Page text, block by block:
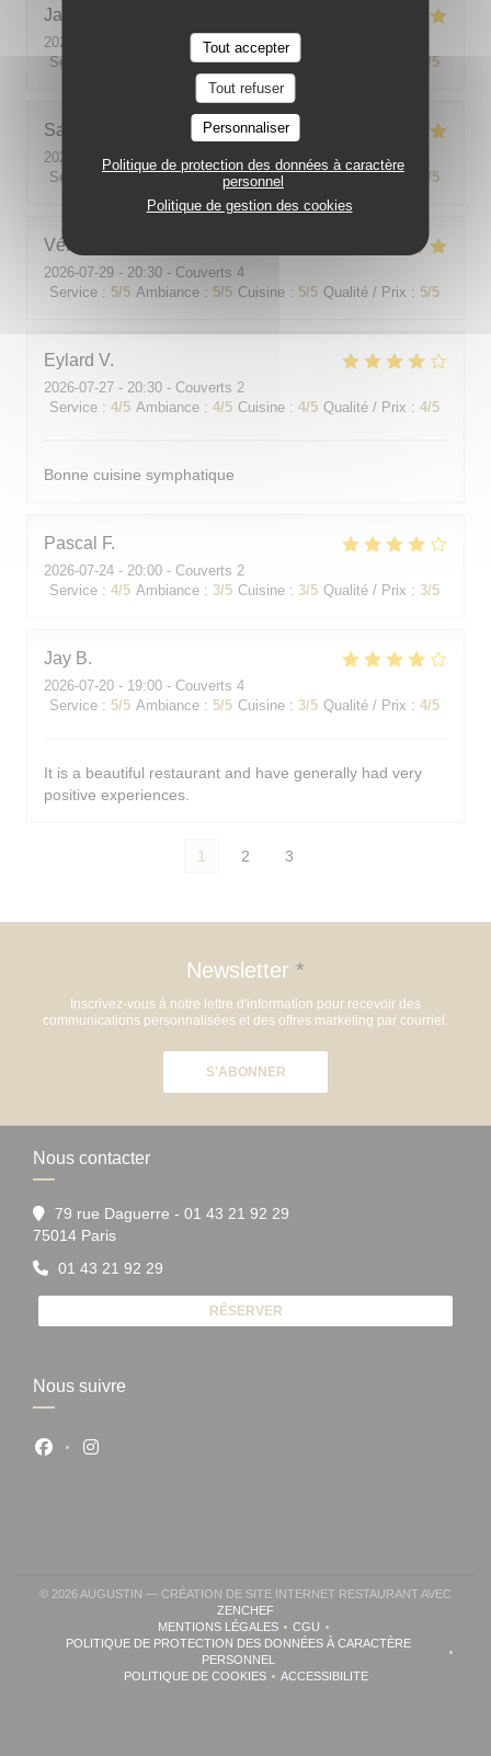
Tout accepter
Tout refuser
Personnaliser
Politique de protection des données à caractère
personnel
Politique de gestion des cookies
Jackie
2026-07-31
- 19:00 - Couverts 2
Service
Ambiance: 5/5 Cuisine: 5 /5
Sabine
2026-08-01 - 12:00 - Couverts 5
Service
: 5/5 Ambiance: 5/5 Cuisine: 5/5 Qualité / Prix /5
Véronique
2026-07-29 - 20:30 - Couverts 4
Service : 5/5 Ambiance : 5/5 Cuisine : 5/5 Qualité / Prix : 5/5
Eylard V
2026-07-27 - 20:30 - Couverts 2
Service : 4/5 Ambiance : 4/5 Cuisine : 4/5 Qualité / Prix : 4/5
Bonne cuisine symphatique
Pascal F
2026-07-24 - 20:00 - Couverts 2
Service : 4/5 Ambiance : 3/5 Cuisine : 3/5 Qualité / Prix : 3/5
Jay B
2026-07-20 - 19:00 - Couverts 4
Service : 5/5 Ambiance : 5/5 Cuisine : 3/5 Qualité / Prix : 4/5
It is a beautiful restaurant and have generally had very
positive experiences.
1 2 3
Newsletter *
Inscrivez-vous à notre lettre d'information pour recevoir des
communications personnalisées et des offres marketing par courriel.
S'ABONNER
Nous contacter
79 rue Daguerre - 01 43 21 92 29
75014 Paris((ouvre une nouvelle fenêtre))
01 43 21 92 29
RÉSERVER
Nous suivre
Facebook ((ouvre une nouvelle fenêtre))
Instagram ((ouvre une nouvelle fenêtre))
© 2026 AUGUSTIN — CRÉATION DE SITE INTERNET RESTAURANT AVEC
ZENCHEF((OUVRE UNE NOUVELLE FENÊTRE))
MENTIONS LÉGALES((OUVRE UNE NOUVELLE FENÊTRE))
CGU((OUVRE UNE NOUVELLE
POLITIQUE DE PROTECTION DES DONNÉES À CARACTÈRE
PERSONNEL((OUVRE UNE NOUVELLE FENÊTRE))
POLITIQUE DE COOKIES((OUVRE UNE NOUVELLE FENÊTRE))
ACCESSIBILITE((OUVRE UNE NOUVELLE